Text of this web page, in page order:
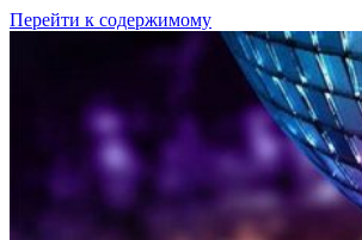
Перейти к содержимому